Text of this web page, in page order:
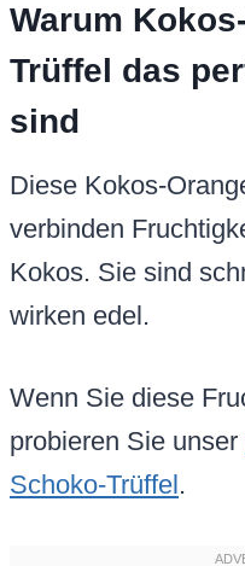
Warum
Trüffel das
sind
Diese Kokos-
verbinden
Kokos. Sie sind
wirken edel.
Wenn Sie diese
probieren Sie unser
Schoko-Trüffel .